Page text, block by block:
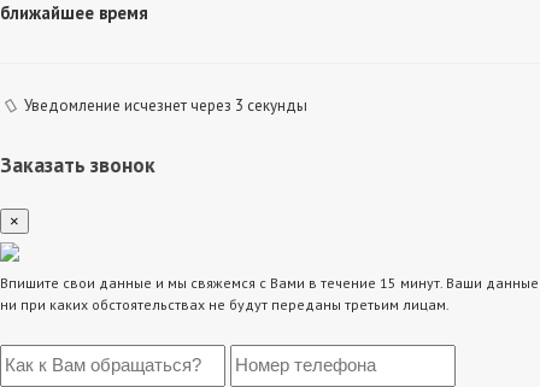
ближайшее время
Уведомление исчезнет через 3 секунды
Заказать звонок
×
Впишите свои данные и мы свяжемся с Вами в течение 15 минут. Ваши данные
ни при каких обстоятельствах не будут переданы третьим лицам.